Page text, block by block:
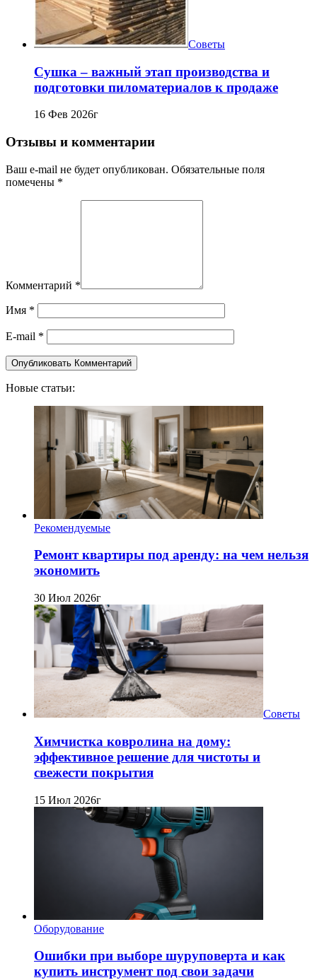
Советы
Сушка – важный этап производства и
подготовки пиломатериалов к продаже
16 Фев 2026г
Отзывы и комментарии
Ваш e-mail не будет опубликован. Обязательные поля
помечены *
Комментарий *
Имя *
E-mail *
Новые статьи:
Рекомендуемые
Ремонт квартиры под аренду: на чем нельзя
экономить
30 Июл 2026г
Советы
Химчистка ковролина на дому:
эффективное решение для чистоты и
свежести покрытия
15 Июл 2026г
Оборудование
Ошибки при выборе шуруповерта и как
купить инструмент под свои задачи